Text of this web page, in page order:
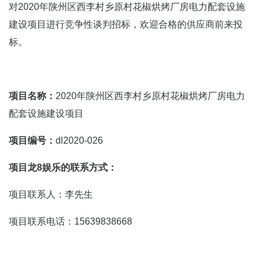
对2020年陕州区西李村乡原村花椒烘烤厂房电力配套设施
建设项目进行竞争性谈判招标，欢迎合格的供应商前来投
标。
项目名称： 2020年陕州区西李村乡原村花椒烘烤厂房电力
配套设施建设项目
项目编号： dl2020-026
项目龙8娱乐的联系方式：
项目联系人：李先生
项目联系电话：15639838668